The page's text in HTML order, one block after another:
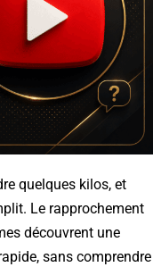
quelques kilos, et
Le rapprochement
découvrent une
sans comprendre